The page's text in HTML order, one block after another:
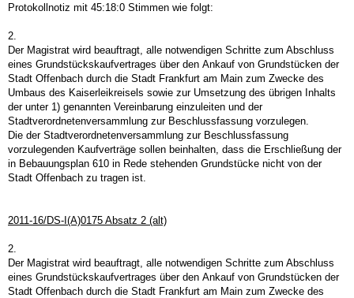
Protokollnotiz mit 45:18:0 Stimmen wie folgt:
2.
Der Magistrat wird beauftragt, alle notwendigen Schritte zum Abschluss
eines Grundstückskaufvertrages über den Ankauf von Grundstücken der
Stadt Offenbach durch die Stadt Frankfurt am Main zum Zwecke des
Umbaus des Kaiserleikreisels sowie zur Umsetzung des übrigen Inhalts
der unter 1) genannten Vereinbarung einzuleiten und der
Stadtverordnetenversammlung zur Beschlussfassung vorzulegen.
Die der Stadtverordnetenversammlung zur Beschlussfassung
vorzulegenden Kaufverträge sollen beinhalten, dass die Erschließung der
in Bebauungsplan 610 in Rede stehenden Grundstücke nicht von der
Stadt Offenbach zu tragen ist.
2011-16/DS-I(A)0175 Absatz 2 (alt)
2.
Der Magistrat wird beauftragt, alle notwendigen Schritte zum Abschluss
eines Grundstückskaufvertrages über den Ankauf von Grundstücken der
Stadt Offenbach durch die Stadt Frankfurt am Main zum Zwecke des